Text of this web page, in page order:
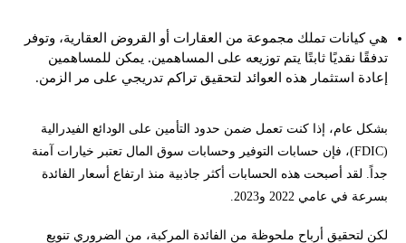
هي كيانات تملك مجموعة من العقارات أو القروض العقارية، وتوفر
تدفقًا نقديًا ثابتًا يتم توزيعه على المساهمين. يمكن للمساهمين
إعادة استثمار هذه العوائد لتحقيق تراكم تدريجي على مر الزمن.
بشكل عام، إذا كنت تعمل ضمن حدود التأمين على الودائع الفيدرالية
(FDIC)، فإن حسابات التوفير وحسابات سوق المال تعتبر خيارات آمنة
جداً. لقد أصبحت هذه الحسابات أكثر جاذبية منذ ارتفاع أسعار الفائدة
بسرعة في عامي 2022 و2023.
لكن لتحقيق أرباح ملحوظة من الفائدة المركبة، من الضروري تنويع